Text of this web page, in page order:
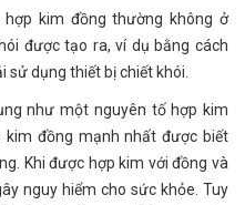
kim đồng thường không ở
được tạo ra, ví dụ bằng cách
sử dụng thiết bị chiết khói.
như một nguyên tố hợp kim
đồng mạnh nhất được biết
Khi được hợp kim với đồng và
nguy hiểm cho sức khỏe. Tuy